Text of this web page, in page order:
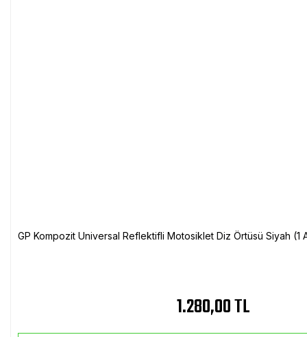
GP Kompozit Universal Reflektifli Motosiklet Diz Örtüsü Siyah
1.280,00 TL